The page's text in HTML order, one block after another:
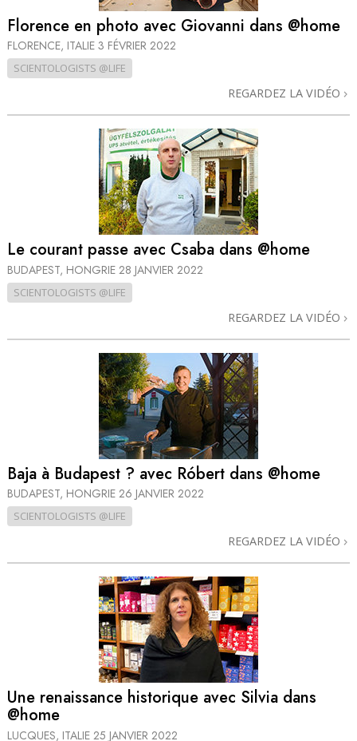
Florence en photo avec Giovanni dans @home
FLORENCE, ITALIE 3 FÉVRIER 2022
SCIENTOLOGISTS @LIFE
REGARDEZ LA VIDÉO
Le courant passe avec Csaba dans @home
BUDAPEST, HONGRIE 28 JANVIER 2022
SCIENTOLOGISTS @LIFE
REGARDEZ LA VIDÉO
Baja à Budapest ? avec Róbert dans @home
BUDAPEST, HONGRIE 26 JANVIER 2022
SCIENTOLOGISTS @LIFE
REGARDEZ LA VIDÉO
Une renaissance historique avec Silvia dans
@home
LUCQUES, ITALIE 25 JANVIER 2022